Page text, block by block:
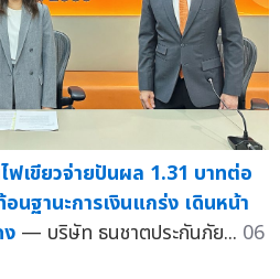
เขียวจ่ายปันผล 1.31 บาทต่อ
นฐานะการเงินแกร่ง เดินหน้า
— บริษัท ธนชาตประกันภัย... 06